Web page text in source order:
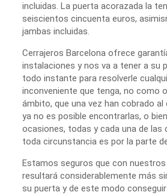
incluidas. La puerta acorazada la
seiscientos cincuenta euros,
jambas incluidas.
Cerrajeros Barcelona ofrece
instalaciones y nos va a tener a su
todo instante para resolverle
inconveniente que tenga, no como
ámbito, que una vez han cobrado al
ya no es posible encontrarlas, o
ocasiones, todas y cada una de las
toda circunstancia es por la parte
Estamos seguros que con
resultará considerablemente más
su puerta y de este modo